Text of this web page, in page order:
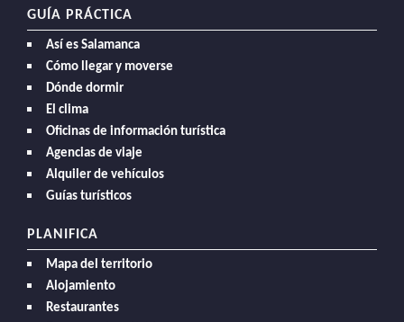
GUÍA PRÁCTICA
Así es Salamanca
Cómo llegar y moverse
Dónde dormir
El clima
Oficinas de información turística
Agencias de viaje
Alquiler de vehículos
Guías turísticos
PLANIFICA
Mapa del territorio
Alojamiento
Restaurantes